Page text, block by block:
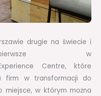
drugie na świecie i
pierwsze w
Centre, które
firm w transformacji do
miejsce, w którym można